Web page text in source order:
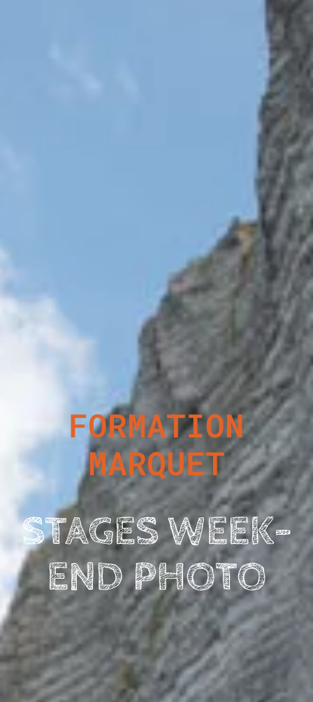
FORMATION
MARQUET
STAGES WEEK-
END PHOTO